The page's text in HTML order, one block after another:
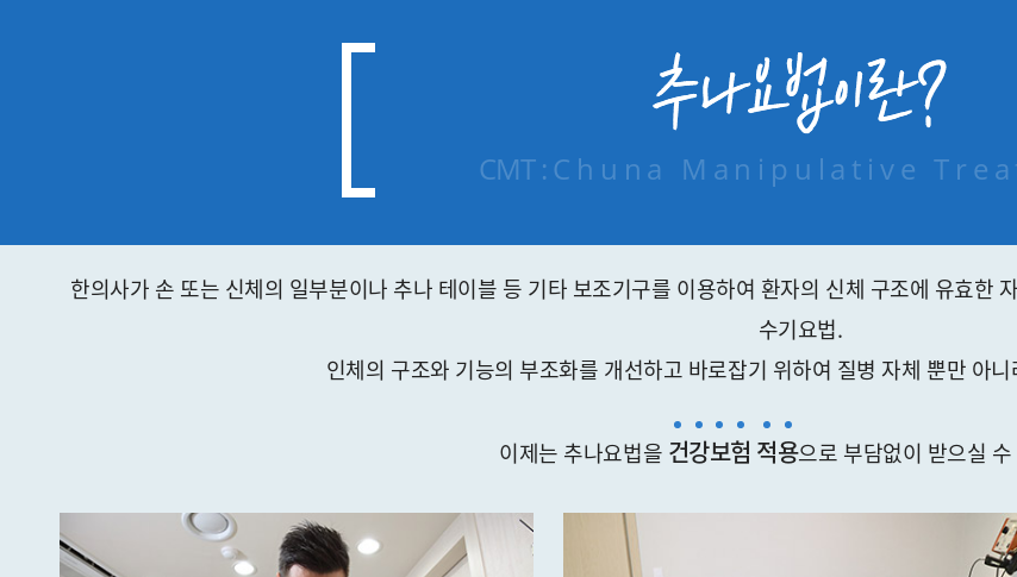
CMT : Chuna Manipulative
한의사가 손 또는 신체의 일부분이나 추나 테이블 등 기타 보조기구를 이용하여 환자의 신체 구조에 유효한
수기요법.
인체의 구조와 기능의 부조화를 개선하고 바로잡기 위하여 질병 자체 뿐만 아
이제는 추나요법을 건강보험 적용으로 부담없이 받으실